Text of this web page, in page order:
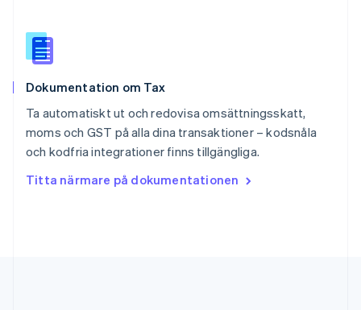
Dokumentation om Tax
Ta automatiskt ut och redovisa omsättningsskatt,
moms och GST på alla dina transaktioner – kodsnåla
och kodfria integrationer finns tillgängliga.
Titta närmare på dokumentationen
Spanien
Español
English
Sverige
Thailand
ไทยEnglish
English